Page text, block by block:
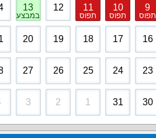
9
תפוס
10
תפוס
11
תפוס
12
13
במבצע
16
17
18
19
20
23
24
25
26
27
30
31
1
2
3